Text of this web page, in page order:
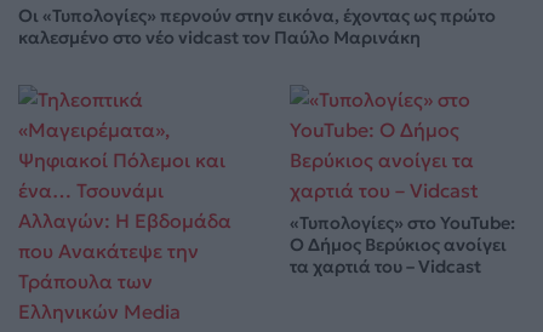
Οι «Τυπολογίες» περνούν στην εικόνα, έχοντας ως πρώτο
καλεσμένο στο νέο vidcast τον Παύλο Μαρινάκη
«Τυπολογίες» στο YouTube:
Ο Δήμος Βερύκιος ανοίγει
τα χαρτιά του – Vidcast